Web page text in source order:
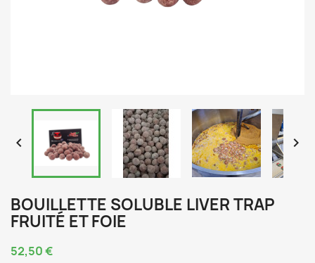
 
BOUILLETTE SOLUBLE LIVER TRAP
FRUITÉ ET FOIE
52,50 €